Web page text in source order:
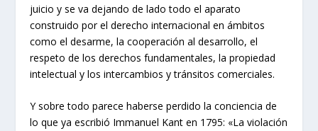
juicio y se va dejando de lado todo el aparato
construido por el derecho internacional en ámbitos
como el desarme, la cooperación al desarrollo, el
respeto de los derechos fundamentales, la propiedad
intelectual y los intercambios y tránsitos comerciales.
Y sobre todo parece haberse perdido la conciencia de
lo que ya escribió Immanuel Kant en 1795: «La violación